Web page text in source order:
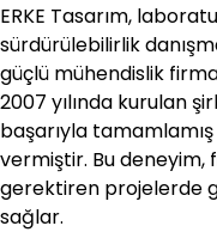
ERKE Tasarım,
sürdürülebilirlik
güçlü mühendislik
2007 yılında kurulan
başarıyla
vermiştir. Bu deneyim,
gerektiren projelerde
sağlar.